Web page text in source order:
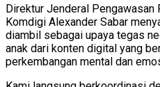
Direktur Jenderal Pengawasan
Komdigi Alexander Sabar
diambil sebagai upaya tegas
anak dari konten digital yang
perkembangan mental dan